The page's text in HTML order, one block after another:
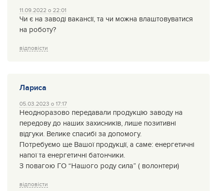
11.09.2022 о 22:01
Чи є на заводі вакансії, та чи можна влаштовуватися
на роботу?
відповісти
Лариса
05.03.2023 о 17:17
Неодноразово передавали продукцію заводу на
передову до наших захисників, лише позитивні
відгуки. Велике спасибі за допомогу.
Потребуємо ще Вашої продукції, а саме: енергетичні
напої та енергетичні батончики.
З повагою ГО “Нашого роду сила” ( волонтери)
відповісти